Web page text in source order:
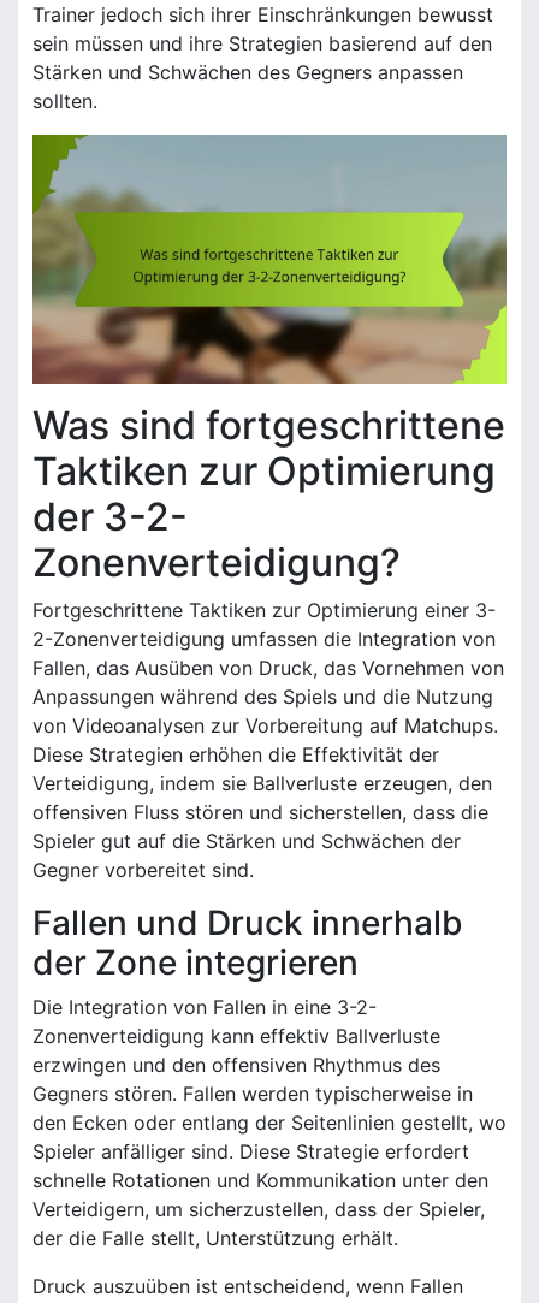
Trainer jedoch sich ihrer Einschränkungen bewusst
sein müssen und ihre Strategien basierend auf den
Stärken und Schwächen des Gegners anpassen
sollten.
Was sind fortgeschrittene
Taktiken zur Optimierung
der 3-2-
Zonenverteidigung?
Fortgeschrittene Taktiken zur Optimierung einer 3-
2-Zonenverteidigung umfassen die Integration von
Fallen, das Ausüben von Druck, das Vornehmen von
Anpassungen während des Spiels und die Nutzung
von Videoanalysen zur Vorbereitung auf Matchups.
Diese Strategien erhöhen die Effektivität der
Verteidigung, indem sie Ballverluste erzeugen, den
offensiven Fluss stören und sicherstellen, dass die
Spieler gut auf die Stärken und Schwächen der
Gegner vorbereitet sind.
Fallen und Druck innerhalb
der Zone integrieren
Die Integration von Fallen in eine 3-2-
Zonenverteidigung kann effektiv Ballverluste
erzwingen und den offensiven Rhythmus des
Gegners stören. Fallen werden typischerweise in
den Ecken oder entlang der Seitenlinien gestellt, wo
Spieler anfälliger sind. Diese Strategie erfordert
schnelle Rotationen und Kommunikation unter den
Verteidigern, um sicherzustellen, dass der Spieler,
der die Falle stellt, Unterstützung erhält.
Druck auszuüben ist entscheidend, wenn Fallen